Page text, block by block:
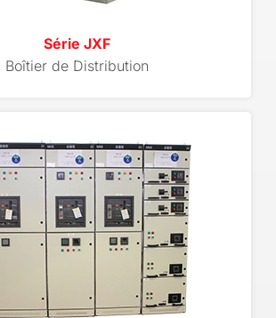
Série JXF
Boîtier de Distribution